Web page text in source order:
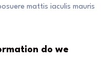
mattis iaculis mauris
do we